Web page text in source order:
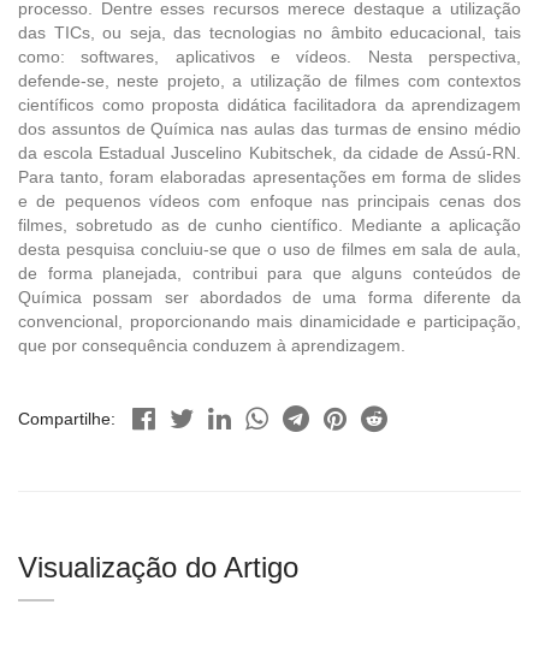
processo. Dentre esses recursos merece destaque a utilização
das TICs, ou seja, das tecnologias no âmbito educacional, tais
como: softwares, aplicativos e vídeos. Nesta perspectiva,
defende-se, neste projeto, a utilização de filmes com contextos
científicos como proposta didática facilitadora da aprendizagem
dos assuntos de Química nas aulas das turmas de ensino médio
da escola Estadual Juscelino Kubitschek, da cidade de Assú-RN.
Para tanto, foram elaboradas apresentações em forma de slides
e de pequenos vídeos com enfoque nas principais cenas dos
filmes, sobretudo as de cunho científico. Mediante a aplicação
desta pesquisa concluiu-se que o uso de filmes em sala de aula,
de forma planejada, contribui para que alguns conteúdos de
Química possam ser abordados de uma forma diferente da
convencional, proporcionando mais dinamicidade e participação,
que por consequência conduzem à aprendizagem.
Compartilhe:
Visualização do Artigo